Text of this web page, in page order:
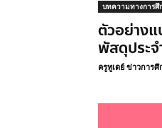
บทความทางการศึ
ตัวอย่าง
พัสดุประ
ครูทูเดย์ ข่าวการศึ